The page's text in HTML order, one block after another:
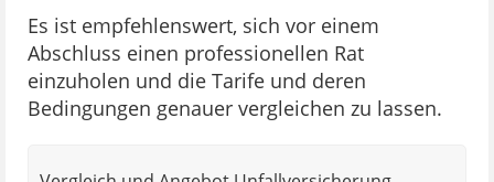
Es ist empfehlenswert, sich vor einem
Abschluss einen professionellen Rat
einzuholen und die Tarife und deren
Bedingungen genauer vergleichen zu lassen.